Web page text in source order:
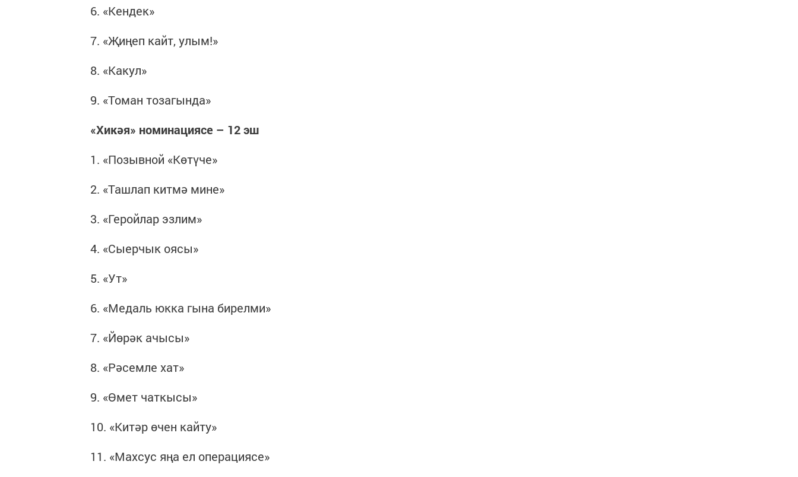
6. «Кендек»
7. «Җиңеп кайт, улым!»
8. «Какул»
9. «Томан тозагында»
«Хикәя» номинациясе – 12 эш
1. «Позывной «Көтүче»
2. «Ташлап китмә мине»
3. «Геройлар эзлим»
4. «Сыерчык оясы»
5. «Ут»
6. «Медаль юкка гына бирелми»
7. «Йөрәк ачысы»
8. «Рәсемле хат»
9. «Өмет чаткысы»
10. «Китәр өчен кайту»
11. «Махсус яңа ел операциясе»